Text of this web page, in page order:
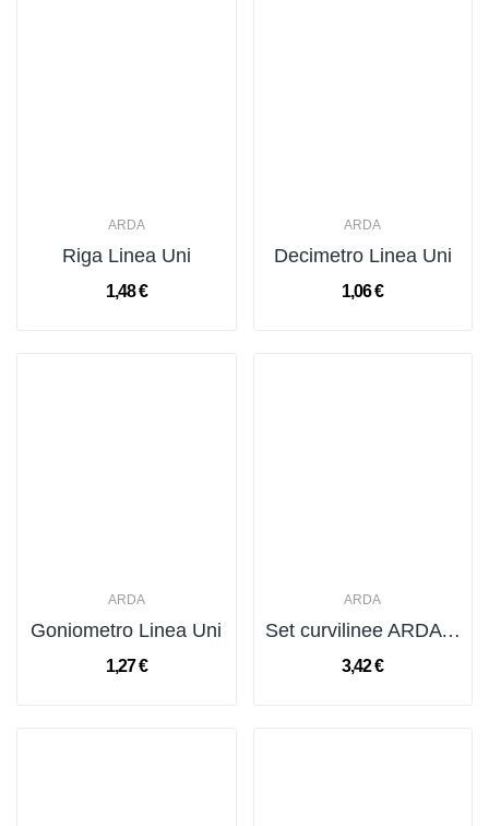
ARDA
Riga Linea Uni
1,48 €
ARDA
Decimetro Linea Uni
1,06 €
ARDA
Goniometro Linea Uni
1,27 €
ARDA
Set curvilinee ARDA Serie Uni polistirolo...
3,42 €